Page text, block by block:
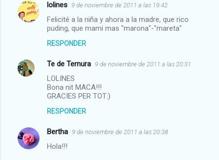
lolines 9 de noviembre de 2011 a las 19:42
Felicité a la niña y ahora a la madre, que rico
puding, que mami mas "marona"-"mareta"
RESPONDER
Te de Ternura 9 de noviembre de 2011 a las 20:31
LOLINES
Bona nit MACA!!!
GRACIES PER TOT:)
RESPONDER
Bertha 9 de noviembre de 2011 a las 20:38
Hola!!!